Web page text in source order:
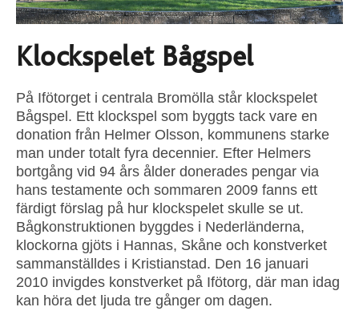
Klockspelet Bågspel
På Ifötorget i centrala Bromölla står klockspelet
Bågspel. Ett klockspel som byggts tack vare en
donation från Helmer Olsson, kommunens starke
man under totalt fyra decennier. Efter Helmers
bortgång vid 94 års ålder donerades pengar via
hans testamente och sommaren 2009 fanns ett
färdigt förslag på hur klockspelet skulle se ut.
Bågkonstruktionen byggdes i Nederländerna,
klockorna gjöts i Hannas, Skåne och konstverket
sammanställdes i Kristianstad. Den 16 januari
2010 invigdes konstverket på Ifötorg, där man idag
kan höra det ljuda tre gånger om dagen.